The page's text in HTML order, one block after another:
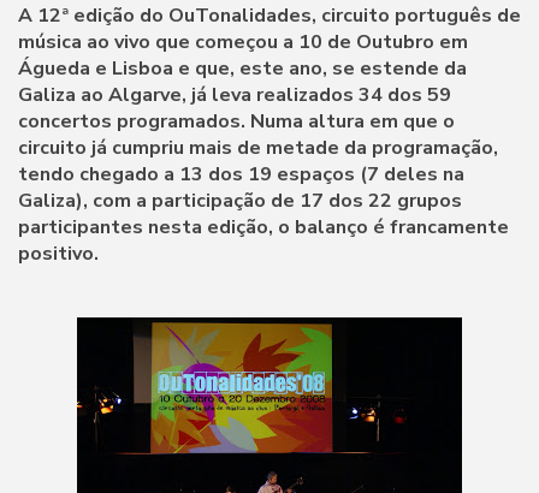
A 12ª edição do OuTonalidades, circuito português de
música ao vivo que começou a 10 de Outubro em
Águeda e Lisboa e que, este ano, se estende da
Galiza ao Algarve, já leva realizados 34 dos 59
concertos programados. Numa altura em que o
circuito já cumpriu mais de metade da programação,
tendo chegado a 13 dos 19 espaços (7 deles na
Galiza), com a participação de 17 dos 22 grupos
participantes nesta edição, o balanço é francamente
positivo.